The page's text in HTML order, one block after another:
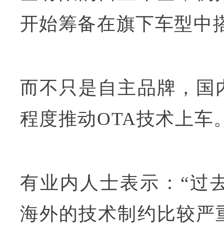
开始筹备在旗下车型中
而不只是自主品牌，
程度推动OTA技术上车
有业内人士表示：“过
海外的技术制约比较